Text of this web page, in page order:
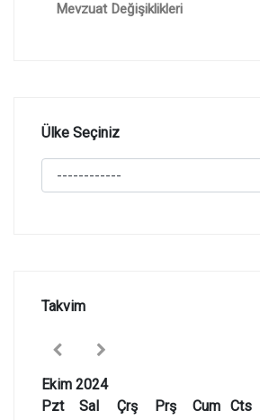
Mevzuat Değişiklikleri
Ülke Seçiniz
Takvim
Ekim 2024
Pzt
Sal Çrş Prş Cum Cts